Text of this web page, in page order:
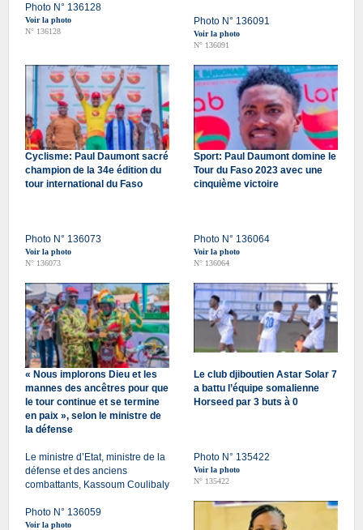
Photo N° 136128
Voir la photo
N° 136128
Photo N° 136091
Voir la photo
N° 136091
Cyclisme: Paul Daumont sacré
champion de la 34e édition du
tour international du Faso
Photo N° 136073
Voir la photo
N° 136073
Sport: Paul Daumont domine le
Tour du Faso 2023 avec une
cinquième victoire
Photo N° 136064
Voir la photo
N° 136064
« Nous implorons Dieu et les
mannes des ancêtres pour que
le tour continue et se termine
en paix », selon le ministre de
la défense
Le ministre d’Etat, ministre de la
défense et des anciens
combattants, Kassoum Coulibaly
Photo N° 136059
Voir la photo
Le club djiboutien Astar Solar 7
a battu l’équipe somalienne
Horseed par 3 buts à 0
Photo N° 135422
Voir la photo
N° 135422